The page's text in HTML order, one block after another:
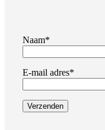
Naam*
E-mail adres*